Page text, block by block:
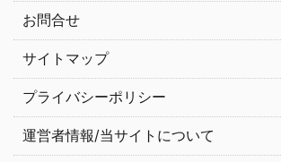
お問合せ
サイトマップ
プライバシーポリシー
運営者情報/当サイトについて